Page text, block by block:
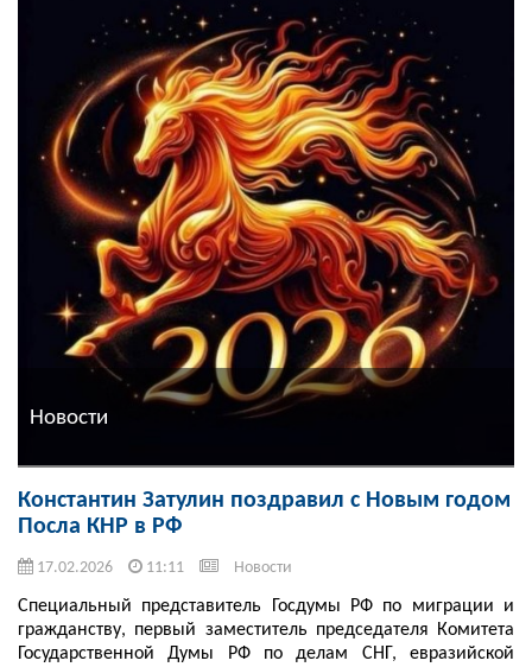
Новости
Константин Затулин поздравил с Новым годом
Посла КНР в РФ
17.02.2026 11:11 Новости
Специальный представитель Госдумы РФ по миграции и
гражданству, первый заместитель председателя Комитета
Государственной Думы РФ по делам СНГ, евразийской